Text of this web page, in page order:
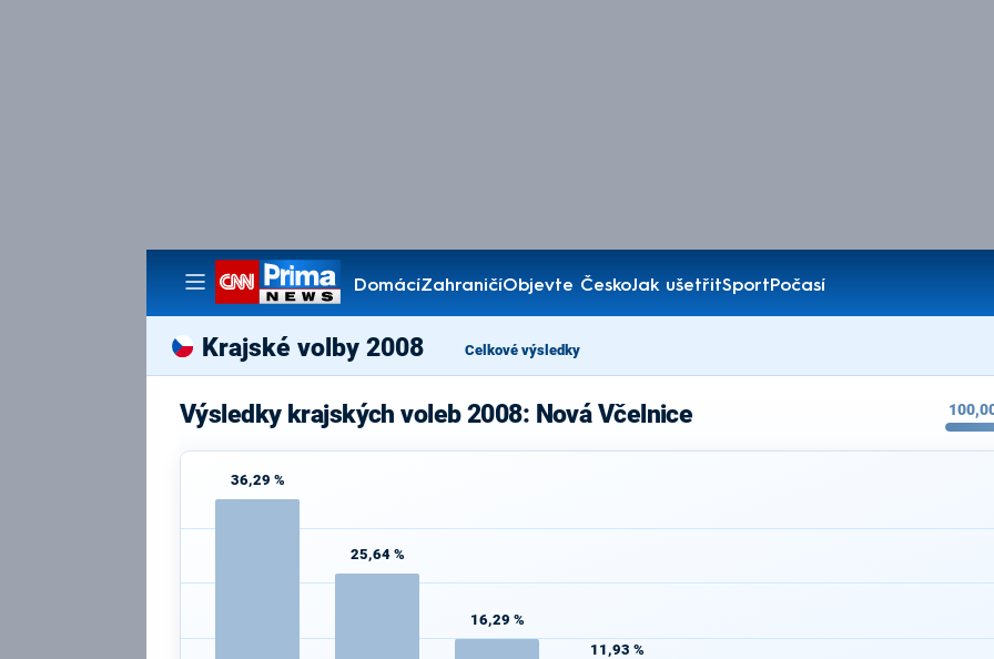
DomácíZahraničíObjevte ČeskoJak ušetřitSportPočasí
Pořady
Krajské volby 2008 Celkové výsledky
Výsledky krajských voleb 2008: Nová Včelnice
36,29 %
25,64 %
16,29 %
11,93 %